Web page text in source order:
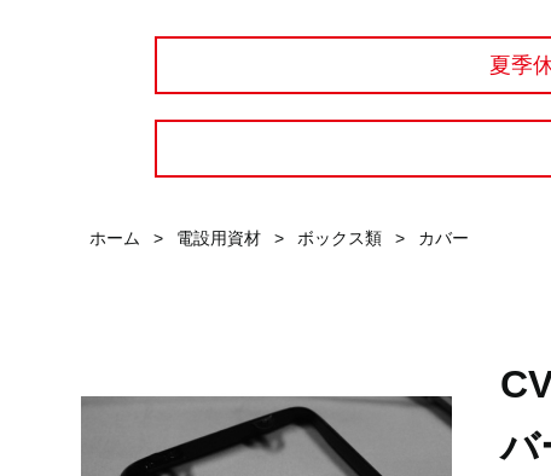
夏季
ホーム > 電設用資材 > ボックス類 > カバー
バ